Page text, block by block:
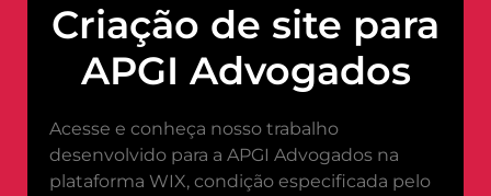
Criação de site para
APGI Advogados
Acesse e conheça nosso trabalho
desenvolvido para a APGI Advogados na
plataforma WIX, condição especificada pelo